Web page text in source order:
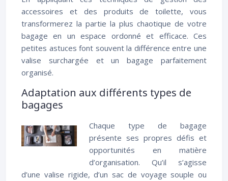
accessoires et des produits de toilette, vous
transformerez la partie la plus chaotique de votre
bagage en un espace ordonné et efficace. Ces
petites astuces font souvent la différence entre une
valise surchargée et un bagage parfaitement
organisé.
Adaptation aux différents types de
bagages
Chaque type de bagage
présente ses propres défis et
opportunités en matière
d’organisation. Qu’il s’agisse
d’une valise rigide, d’un sac de voyage souple ou